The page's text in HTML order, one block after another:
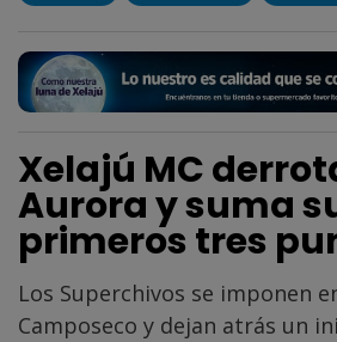
Xelajú MC
Aurora y suma
primeros tres
Los Superchivos se imponen
Camposeco y dejan atrás un